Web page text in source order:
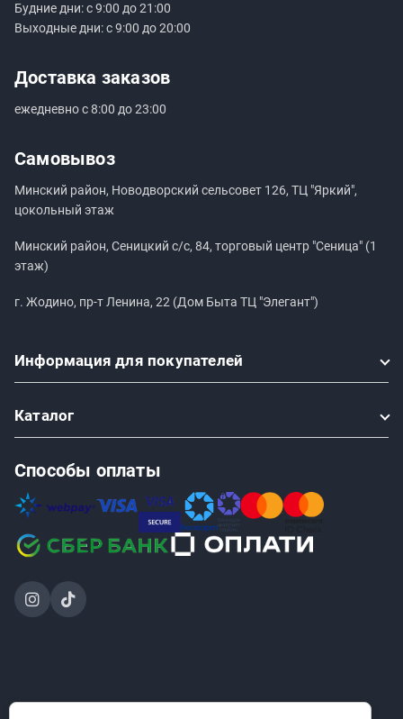
Будние дни: с 9:00 до 21:00
Выходные дни: с 9:00 до 20:00
Доставка заказов
ежедневно с 8:00 до 23:00
Самовывоз
Минский район, Новодворский сельсовет 126, ТЦ "Яркий",
цокольный этаж
Минский район, Сеницкий с/с, 84, торговый центр "Сеница" (1
этаж)
г. Жодино, пр-т Ленина, 22 (Дом Быта ТЦ "Элегант")
Информация для покупателей
Каталог
Способы оплаты